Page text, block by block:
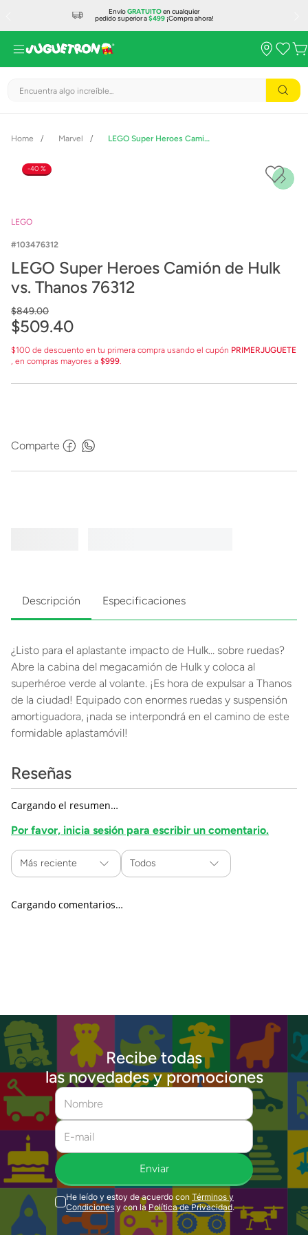
EnvíoGRATUITOen cualquier
pedido superior a$499¡Compra ahora!
Encuentra algo increíble...
Marvel LEGO Super Heroes Camión de Hulk vs. Thanos 76312
40 %
LEGO
103476312
LEGO Super Heroes Camión de Hulk
vs. Thanos 76312
$849.00
$509.40
$100 de descuento en tu primera compra usando el cupón PRIMERJUGUETE
, en compras mayores a $999.
Comparte
Descripción Especificaciones
¿Listo para el aplastante impacto de Hulk… sobre ruedas?
Abre la cabina del megacamión de Hulk y coloca al
superhéroe verde al volante. ¡Es hora de expulsar a Thanos
de la ciudad! Equipado con enormes ruedas y suspensión
amortiguadora, ¡nada se interpondrá en el camino de este
formidable aplastamóvil!
Reseñas
Cargando el resumen…
Por favor, inicia sesión para escribir un comentario.
Más reciente Todos
Cargando comentarios…
Recibe todas
las novedades y promociones
Enviar
He leído y estoy de acuerdo con Términos y
Condiciones y con la Política de Privacidad.